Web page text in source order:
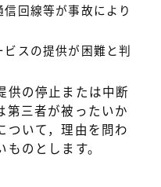
回線等が事故により
スの提供が困難と判
供の停止または中断
第三者が被ったいか
ついて，理由を問わ
のとします。